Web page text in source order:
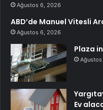
Ağustos 6, 2026
ABD’de Manuel Vitesli
Ağustos 6, 2026
Plaza
Ev